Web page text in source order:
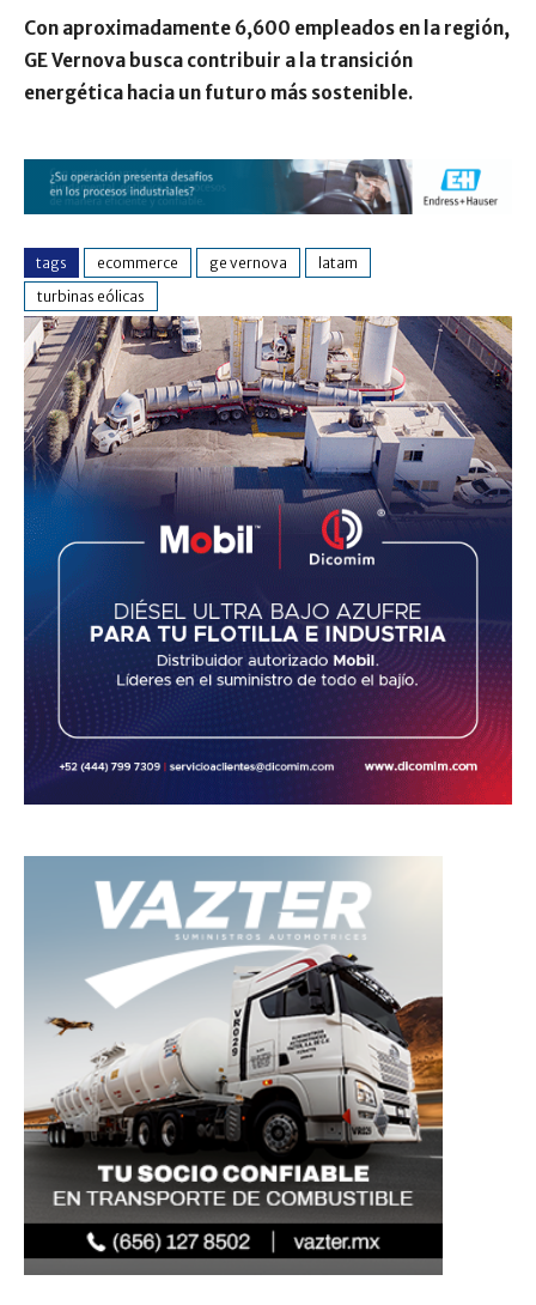
Con aproximadamente 6,600 empleados en la región,
GE Vernova busca contribuir a la transición
energética hacia un futuro más sostenible.
tags ecommerce ge vernova
latam
turbinas eólicas